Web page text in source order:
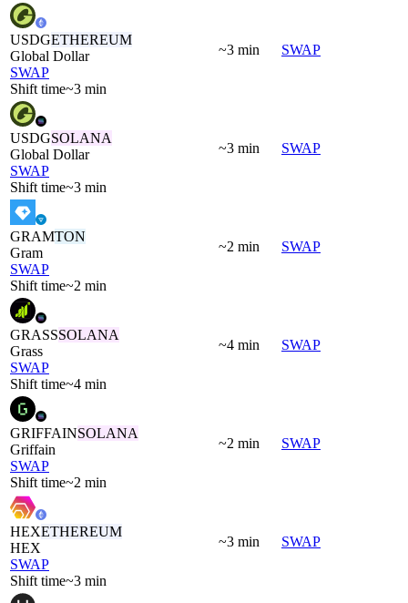
USDGETHEREUM
Global Dollar
SWAP
Shift time~3 min
~3 min SWAP
USDGSOLANA
Global Dollar
SWAP
Shift time~3 min
~3 min SWAP
GRAMTON
Gram
SWAP
Shift time~2 min
~2 min SWAP
GRASSSOLANA
Grass
SWAP
Shift time~4 min
~4 min SWAP
GRIFFAINSOLANA
Griffain
SWAP
Shift time~2 min
~2 min SWAP
HEXETHEREUM
HEX
SWAP
Shift time~3 min
~3 min SWAP